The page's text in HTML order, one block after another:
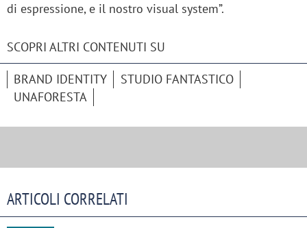
di espressione, e il nostro visual system”.
SCOPRI ALTRI CONTENUTI SU
BRAND IDENTITY
STUDIO FANTASTICO
UNAFORESTA
ARTICOLI CORRELATI